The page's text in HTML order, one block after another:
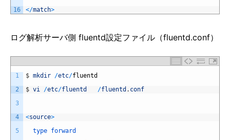
16
</match>
ログ解析サーバ側 fluentd設定ファイル（fluentd.conf）
1
2
3
4
5
$ mkdir /etc/fluentd
$ vi /etc/fluentd /fluentd . conf
<source>
type forward